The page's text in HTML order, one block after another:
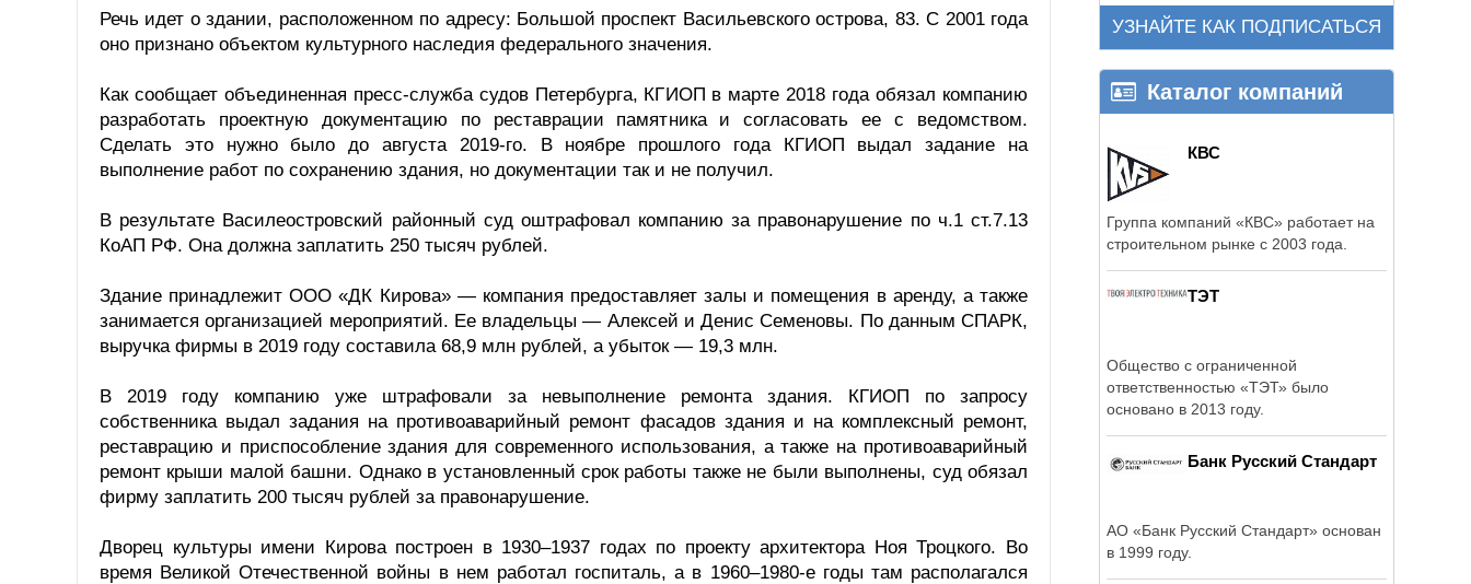
Речь идет о здании, расположенном по адресу: Большой проспект Васильевского острова, 83. С 2001 года
оно признано объектом культурного наследия федерального значения.
Как сообщает объединенная пресс-служба судов Петербурга, КГИОП в марте 2018 года обязал компанию
разработать проектную документацию по реставрации памятника и согласовать ее с ведомством.
Сделать это нужно было до августа 2019-го. В ноябре прошлого года КГИОП выдал задание на
выполнение работ по сохранению здания, но документации так и не получил.
В результате Василеостровский районный суд оштрафовал компанию за правонарушение по ч.1 ст.7.13
КоАП РФ. Она должна заплатить 250 тысяч рублей.
Здание принадлежит ООО «ДК Кирова» — компания предоставляет залы и помещения в аренду, а также
занимается организацией мероприятий. Ее владельцы — Алексей и Денис Семеновы. По данным СПАРК,
выручка фирмы в 2019 году составила 68,9 млн рублей, а убыток — 19,3 млн.
В 2019 году компанию уже штрафовали за невыполнение ремонта здания. КГИОП по запросу
собственника выдал задания на противоаварийный ремонт фасадов здания и на комплексный ремонт,
реставрацию и приспособление здания для современного использования, а также на противоаварийный
ремонт крыши малой башни. Однако в установленный срок работы также не были выполнены, суд обязал
фирму заплатить 200 тысяч рублей за правонарушение.
Дворец культуры имени Кирова построен в 1930–1937 годах по проекту архитектора Ноя Троцкого. Во
время Великой Отечественной войны в нем работал госпиталь, а в 1960–1980-е годы там располагался
УЗНАЙТЕ КАК ПОДПИСАТЬСЯ
Каталог компаний
КВС
Группа компаний «КВС» работает на
строительном рынке с 2003 года.
ТЭТ
Общество с ограниченной
ответственностью «ТЭТ» было
основано в 2013 году.
Банк Русский Стандарт
АО «Банк Русский Стандарт» основан
в 1999 году.